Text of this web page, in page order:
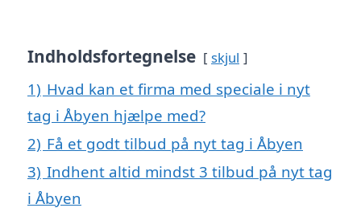
Indholdsfortegnelse skjul
1) Hvad kan et firma med speciale i nyt
tag i Åbyen hjælpe med?
2) Få et godt tilbud på nyt tag i Åbyen
3) Indhent altid mindst 3 tilbud på nyt tag
i Åbyen